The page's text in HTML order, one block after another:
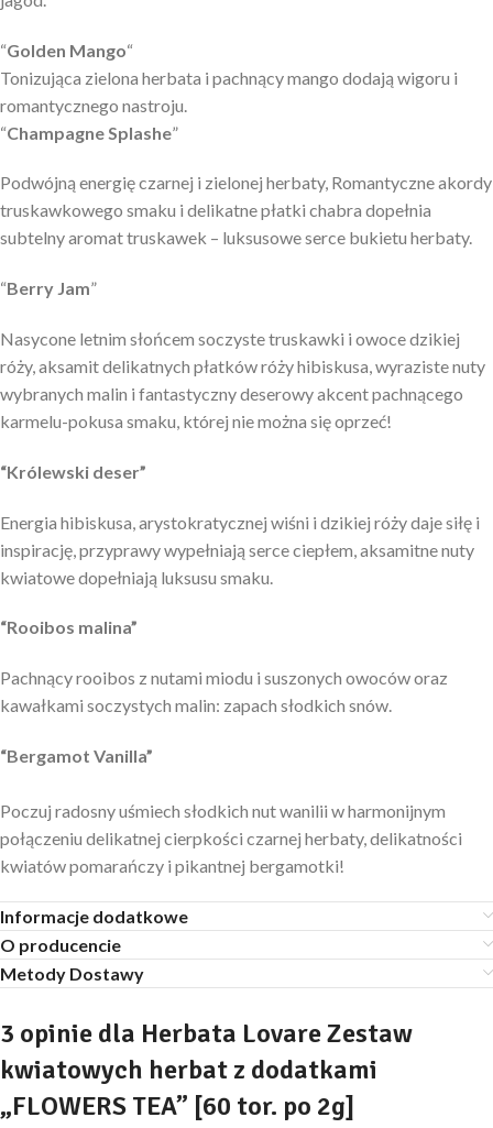
“Golden Mango“
Tonizująca zielona herbata i pachnący mango dodają wigoru i
romantycznego nastroju.
“Champagne Splashe”
Podwójną energię czarnej i zielonej herbaty, Romantyczne akordy
truskawkowego smaku i delikatne płatki chabra dopełnia
subtelny aromat truskawek – luksusowe serce bukietu herbaty.
“Berry Jam”
Nasycone letnim słońcem soczyste truskawki i owoce dzikiej
róży, aksamit delikatnych płatków róży hibiskusa, wyraziste nuty
wybranych malin i fantastyczny deserowy akcent pachnącego
karmelu-pokusa smaku, której nie można się oprzeć!
“Królewski deser”
Energia hibiskusa, arystokratycznej wiśni i dzikiej róży daje siłę i
inspirację, przyprawy wypełniają serce ciepłem, aksamitne nuty
kwiatowe dopełniają luksusu smaku.
“Rooibos malina”
Pachnący rooibos z nutami miodu i suszonych owoców oraz
kawałkami soczystych malin: zapach słodkich snów.
“Bergamot Vanilla”
Poczuj radosny uśmiech słodkich nut wanilii w harmonijnym
połączeniu delikatnej cierpkości czarnej herbaty, delikatności
kwiatów pomarańczy i pikantnej bergamotki!
Informacje dodatkowe
O producencie
Metody Dostawy
3 opinie dla Herbata Lovare Zestaw
kwiatowych herbat z dodatkami
„FLOWERS TEA” [60 tor. po 2g]